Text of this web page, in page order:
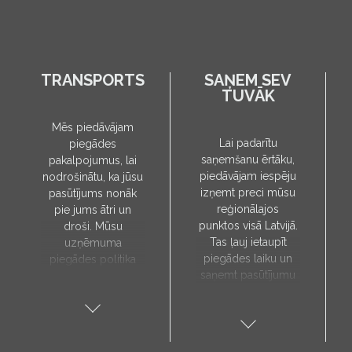
TRANSPORTS
Mēs piedāvājam
piegādes
pakalpojumus, lai
nodrošinātu, ka jūsu
pasūtījums nonāk
pie jums ātri un
droši. Mūsu
uzņēmuma
piegādes politika
uz jūsu norādīto
SAŅEM SEV
TUVĀK
Lai padarītu
saņemšanu ērtāku,
piedāvājam iespēju
izņemt preci mūsu
reģionālajos
punktos visā Latvijā.
Tas ļauj ietaupīt
piegādes laiku un
saņemt pasūtījumu
saņemšanas punkti: